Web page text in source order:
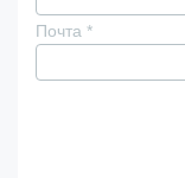
Почта *